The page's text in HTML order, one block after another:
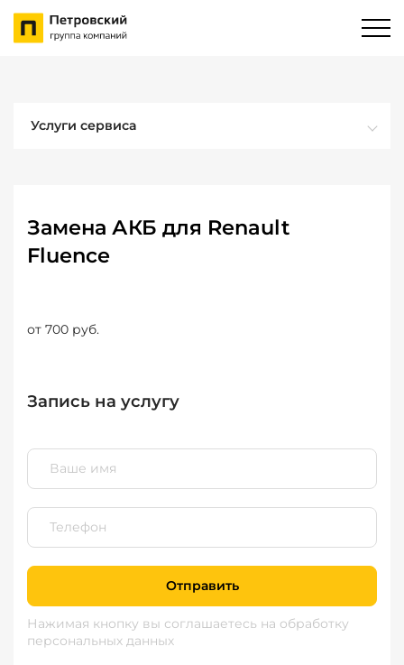
Услуги сервиса
Замена АКБ для Renault
Fluence
от 700 руб.
Запись на услугу
Отправить
Нажимая кнопку вы соглашаетесь на обработку
персональных данных